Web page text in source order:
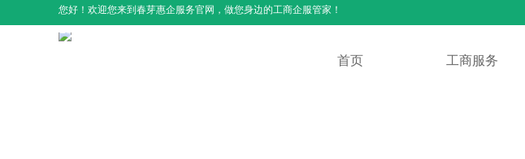
首页 工商服务
您好！欢迎您来到春芽惠企服务官网，做您身边的工商企服管家！
首页 工商服务